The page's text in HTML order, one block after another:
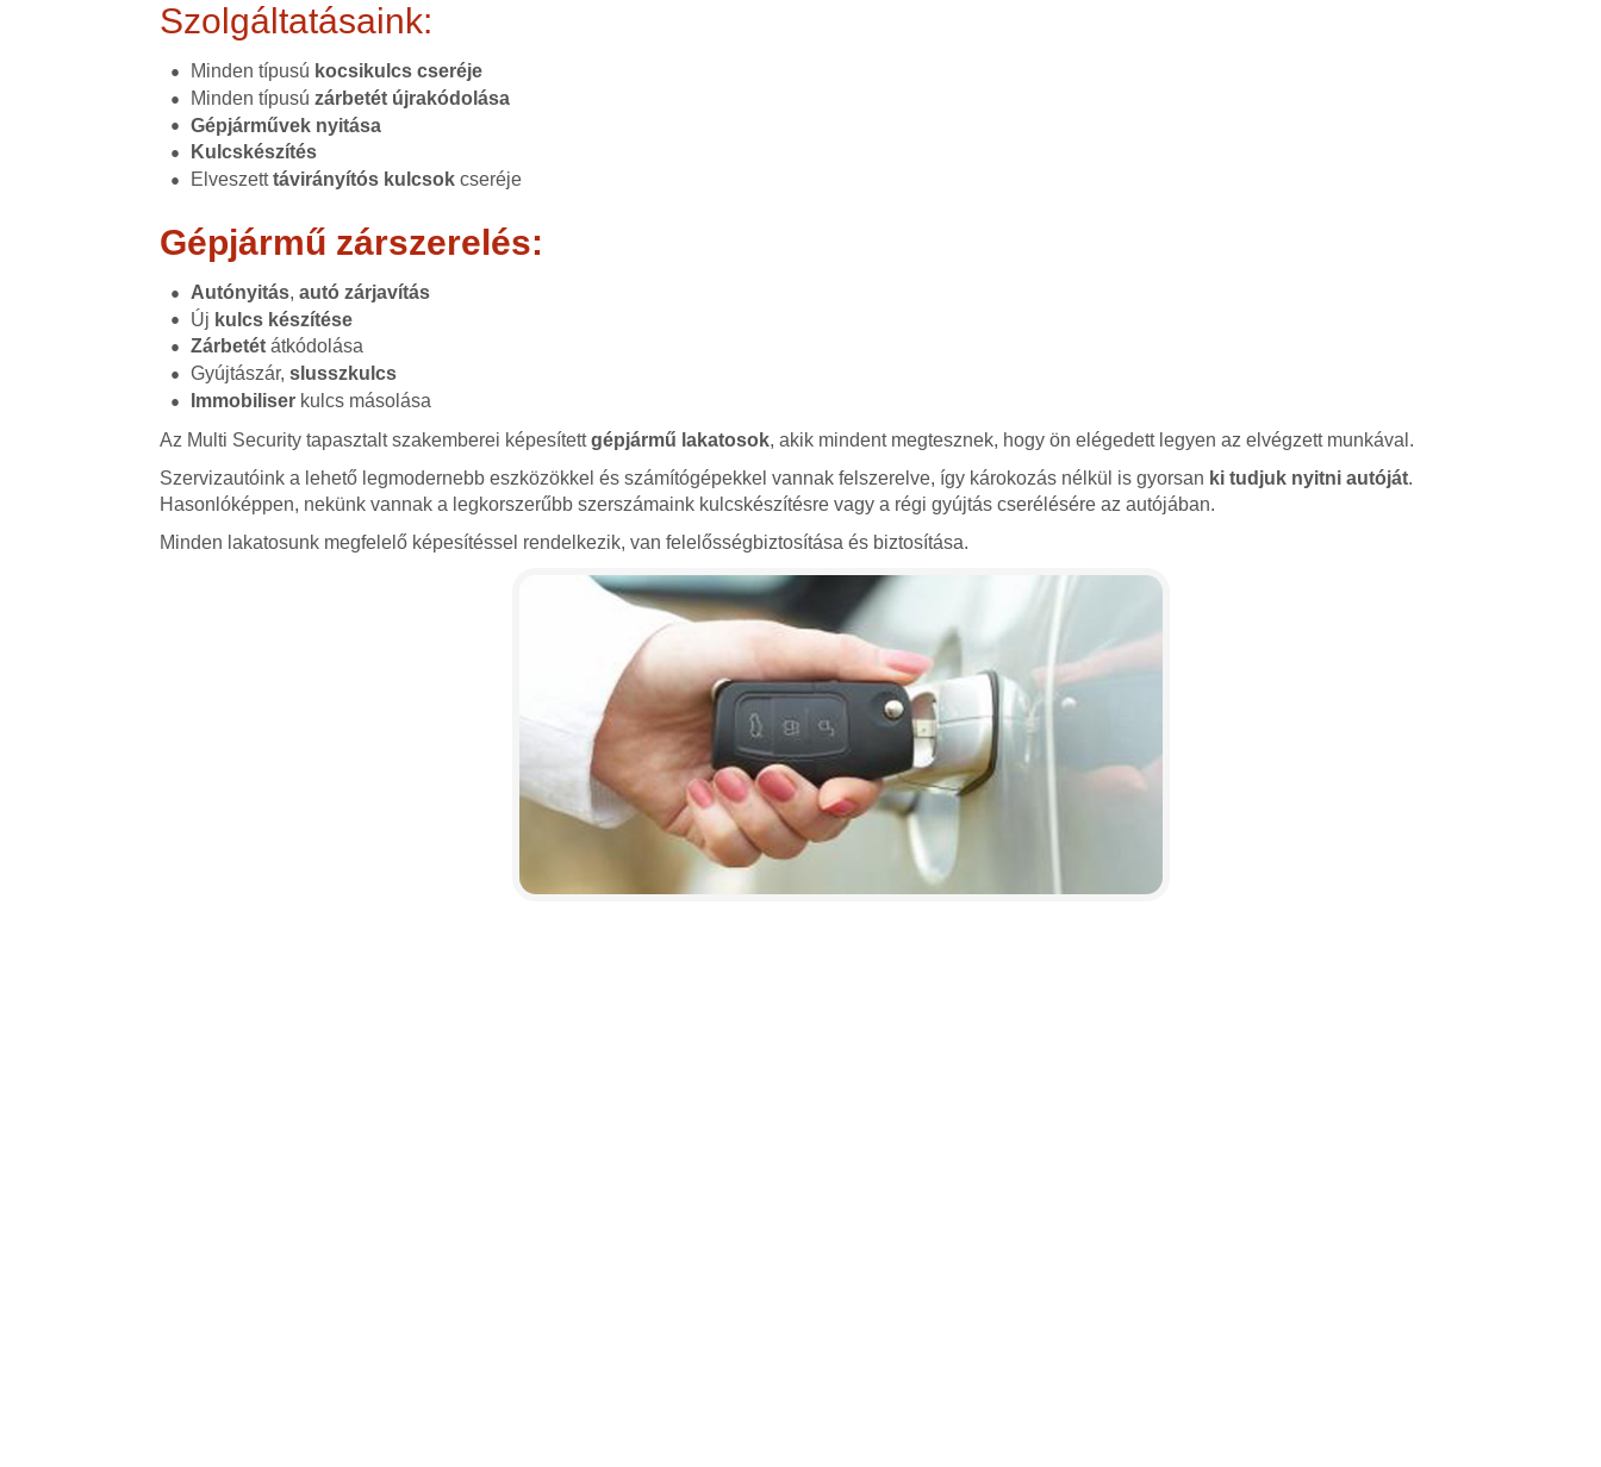
Szolgáltatásaink:
Minden típusú kocsikulcs cseréje
Minden típusúzárbetét újrakódolása
Gépjárművek nyitása
Kulcskészítés
Elveszetttávirányítós kulcsok cseréje
Gépjármű zárszerelés:
Autónyitás,autó zárjavítás
Új kulcs készítése
Zárbetét átkódolása
Gyújtászár,slusszkulcs
Immobiliser kulcs másolása
Az Multi Security tapasztalt szakemberei képesítettgépjármű lakatosok, akik mindent megtesznek, hogy ön elégedett legyen az elvégzett munkával.
Szervizautóink a lehető legmodernebb eszközökkel és számítógépekkel vannak felszerelve, így károkozás nélkül is gyorsan ki tudjuk nyitni autóját.
Hasonlóképpen, nekünk vannak a legkorszerűbb szerszámaink kulcskészítésre vagy a régi gyújtás cserélésére az autójában.
Minden lakatosunk megfelelő képesítéssel rendelkezik, van felelősségbiztosítása és biztosítása.